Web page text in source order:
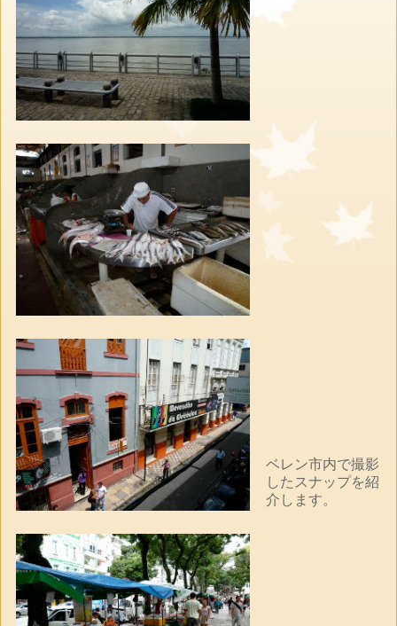
ベレン市内で撮影
したスナップを紹
介します。